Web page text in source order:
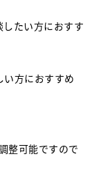
たい方におすす
方におすすめ
整可能ですので